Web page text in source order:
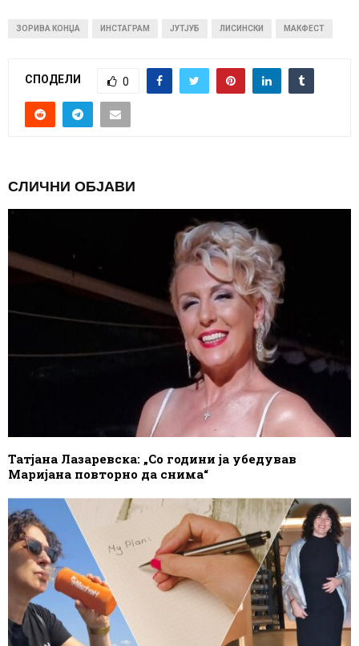
ЗОРИВА КОНЏА ИНСТАГРАМ ЈУТЈУБ ЛИСИНСКИ МАКФЕСТ
СПОДЕЛИ 0
СЛИЧНИ ОБЈАВИ
Татјана Лазаревска: „Со години ја убедував
Маријана повторно да снима“